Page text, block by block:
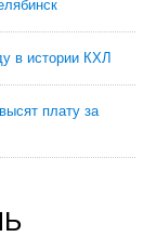
в истории КХЛ
плату за